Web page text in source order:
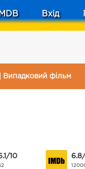
Вхід
Випадковий фільм
10